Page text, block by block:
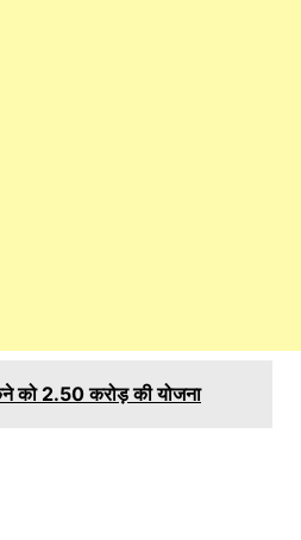
को 2.50 करोड़ की योजना